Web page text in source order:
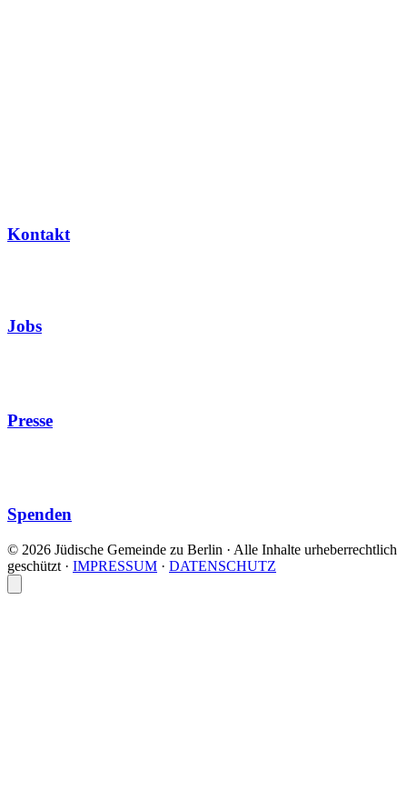
Kontakt
Jobs
Presse
Spenden
© 2026 Jüdische Gemeinde zu Berlin · Alle Inhalte urheberrechtlich
geschützt · IMPRESSUM · DATENSCHUTZ